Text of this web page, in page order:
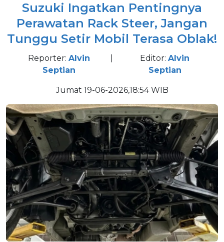
Suzuki Ingatkan Pentingnya
Perawatan Rack Steer, Jangan
Tunggu Setir Mobil Terasa Oblak!
Reporter: Alvin
Septian
Editor:Alvin
Septian
Jumat 19-06-2026,18:54 WIB